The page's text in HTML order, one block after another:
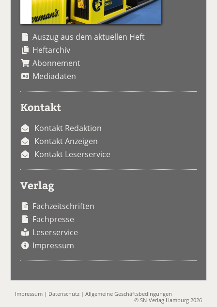
Auszug aus dem aktuellen Heft
Heftarchiv
Abonnement
Mediadaten
Kontakt
Kontakt Redaktion
Kontakt Anzeigen
Kontakt Leserservice
Verlag
Fachzeitschriften
Fachpresse
Leserservice
Impressum
Impressum | Datenschutz |Allgemeine Geschäftsbedingungen
© SN-Verlag Hamburg 2026